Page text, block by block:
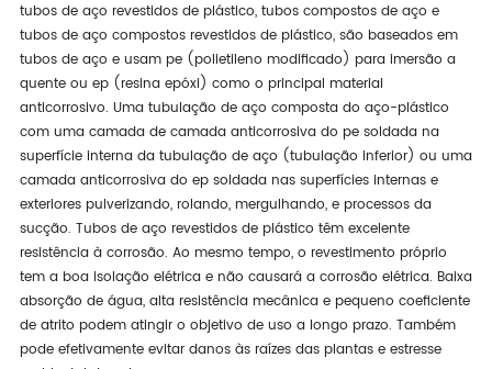
tubos de aço revestidos de plástico, tubos compostos de aço e
tubos de aço compostos revestidos de plástico, são baseados em
tubos de aço e usam pe (polietileno modificado) para imersão a
quente ou ep (resina epóxi) como o principal material
anticorrosivo. Uma tubulação de aço composta do aço-plástico
com uma camada de camada anticorrosiva do pe soldada na
superfície interna da tubulação de aço (tubulação inferior) ou uma
camada anticorrosiva do ep soldada nas superfícies internas e
exteriores pulverizando, rolando, mergulhando, e processos da
sucção. Tubos de aço revestidos de plástico têm excelente
resistência à corrosão. Ao mesmo tempo, o revestimento próprio
tem a boa isolação elétrica e não causará a corrosão elétrica. Baixa
absorção de água, alta resistência mecânica e pequeno coeficiente
de atrito podem atingir o objetivo de uso a longo prazo. Também
pode efetivamente evitar danos às raízes das plantas e estresse